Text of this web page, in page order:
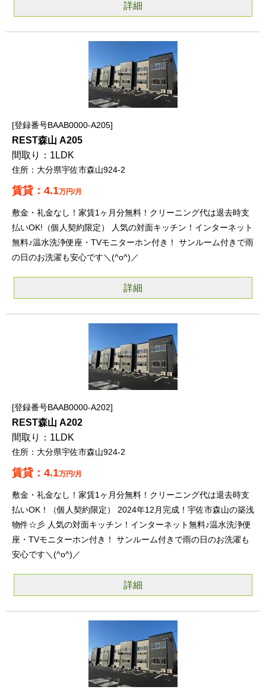
詳細
登録番号BAAB0000-A205
REST森山 A205
1LDK
大分県宇佐市森山924-2
4.1万円/月
敷金・礼金なし！家賃1ヶ月分無料！クリーニング代は退去時支
払いOK!（個人契約限定） 人気の対面キッチン！インターネット
無料♪温水洗浄便座・TVモニターホン付き！ サンルーム付きで雨
の日のお洗濯も安心です＼(^o^)／
詳細
登録番号BAAB0000-A202
REST森山 A202
1LDK
大分県宇佐市森山924-2
4.1万円/月
敷金・礼金なし！家賃1ヶ月分無料！クリーニング代は退去時支
払いOK！（個人契約限定） 2024年12月完成！宇佐市森山の築浅
物件☆彡 人気の対面キッチン！インターネット無料♪温水洗浄便
座・TVモニターホン付き！ サンルーム付きで雨の日のお洗濯も
安心です＼(^o^)／
詳細